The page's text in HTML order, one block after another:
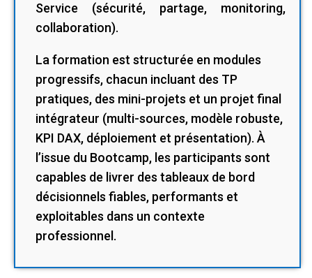
Service (sécurité, partage, monitoring,
collaboration).
La formation est structurée en modules
progressifs, chacun incluant des TP
pratiques, des mini-projets et un projet final
intégrateur (multi-sources, modèle robuste,
KPI DAX, déploiement et présentation). À
l’issue du Bootcamp, les participants sont
capables de livrer des tableaux de bord
décisionnels fiables, performants et
exploitables dans un contexte
professionnel.